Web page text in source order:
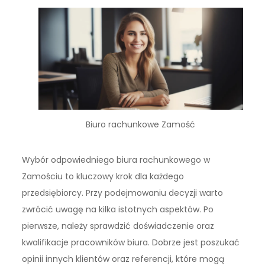
Biuro rachunkowe Zamość
Wybór odpowiedniego biura rachunkowego w
Zamościu to kluczowy krok dla każdego
przedsiębiorcy. Przy podejmowaniu decyzji warto
zwrócić uwagę na kilka istotnych aspektów. Po
pierwsze, należy sprawdzić doświadczenie oraz
kwalifikacje pracowników biura. Dobrze jest poszukać
opinii innych klientów oraz referencji, które mogą